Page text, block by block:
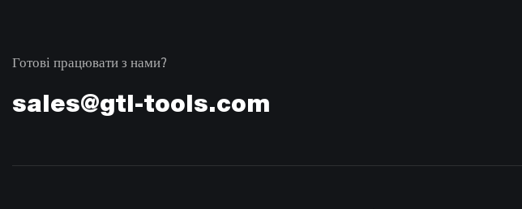
Готові працювати з нами?
sales@gtl-tools.com